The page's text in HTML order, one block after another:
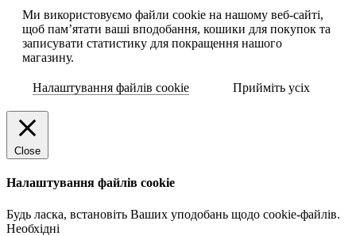
Ми використовуємо файли cookie на нашому веб-сайті,
щоб пам’ятати ваші вподобання, кошики для покупок та
записувати статистику для покращення нашого
магазину.
Налаштування файлів cookie Прийміть усіх
Close
Налаштування файлів cookie
Будь ласка, встановіть Ваших уподобань щодо cookie-файлів.
Необхідні